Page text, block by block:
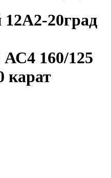
20град
АС4 160/125
карат